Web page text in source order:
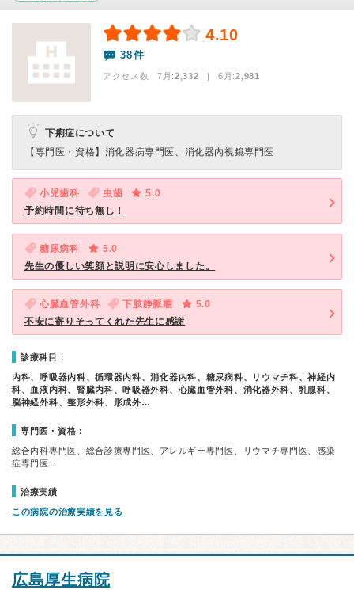
4.10
38件
アクセス数 7月:2,332 | 6月:2,981
下痢症について
【専門医・資格】 消化器病専門医、消化器内視鏡専門医
小児歯科 虫歯
5.0
予約時間に待ち無し！
糖尿病科
5.0
先生の優しい笑顔と説明に安心しました。
心臓血管外科 下肢静脈瘤
5.0
不安に寄りそってくれた先生に感謝
診療科目：
内科、呼吸器内科、循環器内科、消化器内科、糖尿病科、リウマチ科、神経内
科、血液内科、腎臓内科、呼吸器外科、心臓血管外科、消化器外科、乳腺科、
脳神経外科、整形外科、形成外…
専門医・資格：
総合内科専門医、総合診療専門医、アレルギー専門医、リウマチ専門医、感染
症専門医…
治療実績
この病院の治療実績を見る
広島厚生病院